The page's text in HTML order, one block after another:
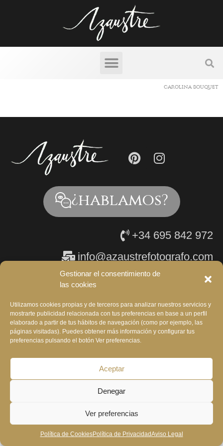
Gestionar el consentimiento de
las cookies
Utilizamos cookies propias y de terceros para analizar nuestros servicios y
mostrarte publicidad relacionada con tus preferencias en base a un perfil
elaborado a partir de tus hábitos de navegación (como por ejemplo, las
páginas visitadas). Puedes obtener más información y configurar tus
preferencias pulsando el botón Ver preferencias.
Aceptar
Denegar
Ver preferencias
Política de CookiesPolítica de PrivacidadAviso Legal
carolina bouquet
¿hablamos?
+34 695 842 972
info@azaustrefotografo.com
carolina bouquet
Aviso Legal Política de Privacidad
Política de Accesibilidad
Mapa web
FINANCIADO POR LA UNIÓN EUROPEA CON EL PROGRAMA KIT DIGITAL
POR LOS FONDOS NEXT GENERATION (EU) DEL MECANISMO DE